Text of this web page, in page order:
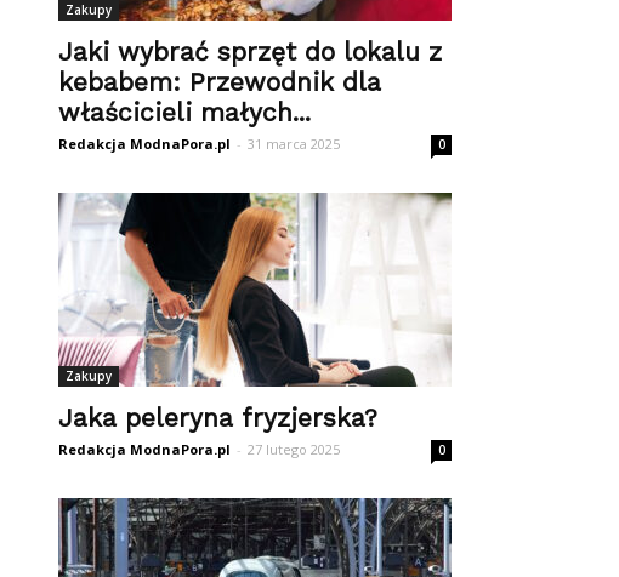
Zakupy
Jaki wybrać sprzęt do lokalu z
kebabem: Przewodnik dla
właścicieli małych...
Redakcja ModnaPora.pl - 31 marca 2025 0
Zakupy
Jaka peleryna fryzjerska?
Redakcja ModnaPora.pl - 27 lutego 2025 0